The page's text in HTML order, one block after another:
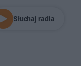
Słuchaj radia